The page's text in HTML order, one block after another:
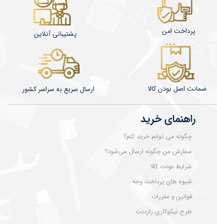
راهنمای خرید
چگونه می توانم خرید کنم؟
سفارش من چگونه ارسال می‌شود؟
شرایط عودت کالا
شیوه های پرداخت وجه
قوانین و مقررات
طرح نیکوکاری رازدنت
​​​​ارسال سریع به سراسر کشور ضمانت اصل بودن کالا
پشتیبانی آنلاین پرداخت امن